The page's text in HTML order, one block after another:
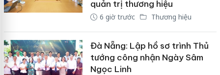
quản trị thương hiệu
6 giờ trước Thương hiệu
Đà Nẵng: Lập hồ sơ trình Thủ
tướng công nhận Ngày Sâm
Ngọc Linh